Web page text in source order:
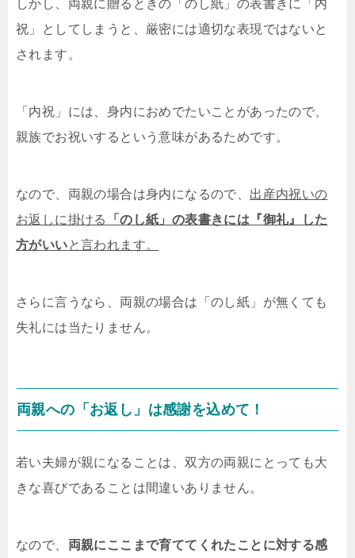
しかし、両親に贈るときの「のし紙」の表書きに「内
祝」としてしまうと、厳密には適切な表現ではないと
されます。
「内祝」には、身内におめでたいことがあったので、
親族でお祝いするという意味があるためです。
なので、両親の場合は身内になるので、 出産内祝いの
お返しに掛ける
「のし紙」の表書きには『御礼』した
方がいいと言われます。
さらに言うなら、両親の場合は「のし紙」が無くても
失礼には当たりません。
両親への「お返し」は感謝を込めて！
若い夫婦が親になることは、双方の両親にとっても大
きな喜びであることは間違いありません。
なので、 両親にここまで育ててくれたことに対する感